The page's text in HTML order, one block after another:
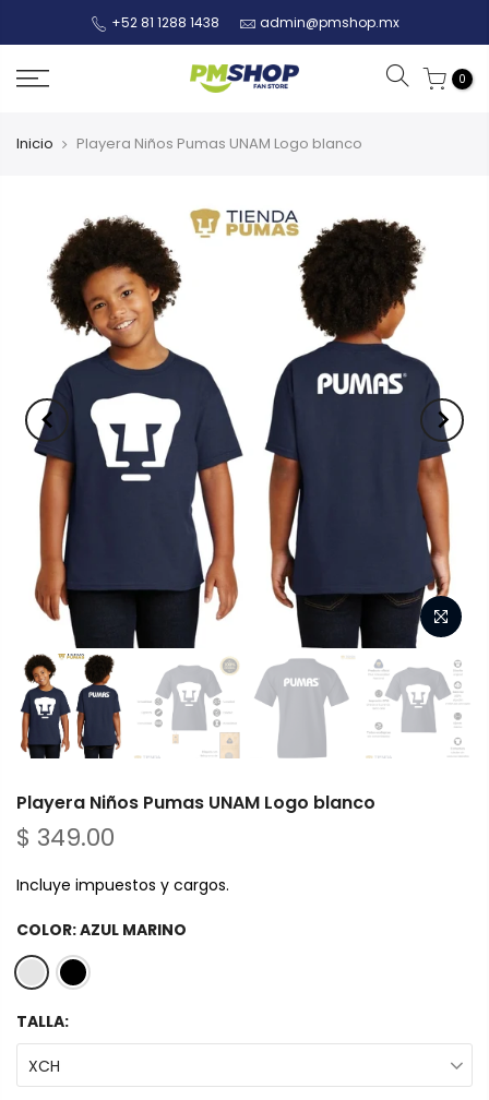
+52 81 1288 1438 admin@pmshop.mx
0
Inicio Playera Niños Pumas UNAM Logo blanco
Playera Niños Pumas UNAM Logo blanco
$ 349.00
Incluye impuestos y cargos.
COLOR:AZUL MARINO
TALLA:
XCH